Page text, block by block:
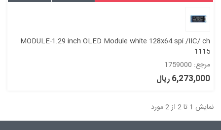
MODULE-1.29 inch OLED Module white 128x64 spi /IIC/ ch
1115
مرجع: 1759000
6,273,000 ریال
نمایش 1 تا 2 از 2 مورد